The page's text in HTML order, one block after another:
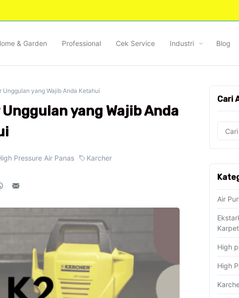
& Garden Professional Cek Service Industri Blog
yang Wajib Anda Ketahui
yang Wajib Anda
Pressure Air Panas Karcher
Cari
Air
Karpet
High
High